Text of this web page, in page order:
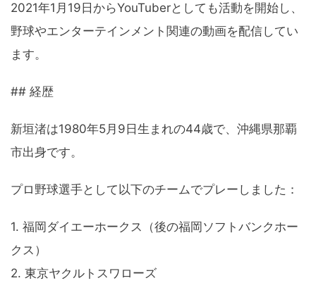
2021年1月19日からYouTuberとしても活動を開始し、
野球やエンターテインメント関連の動画を配信してい
ます。
## 経歴
新垣渚は1980年5月9日生まれの44歳で、沖縄県那覇
市出身です。
プロ野球選手として以下のチームでプレーしました：
1. 福岡ダイエーホークス（後の福岡ソフトバンクホー
クス）
2. 東京ヤクルトスワローズ